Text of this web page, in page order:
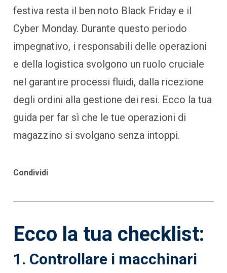
festiva resta il ben noto Black Friday e il
Cyber Monday. Durante questo periodo
impegnativo, i responsabili delle operazioni
e della logistica svolgono un ruolo cruciale
nel garantire processi fluidi, dalla ricezione
degli ordini alla gestione dei resi. Ecco la tua
guida per far sì che le tue operazioni di
magazzino si svolgano senza intoppi.
Condividi
Ecco la tua checklist:
1. Controllare i macchinari